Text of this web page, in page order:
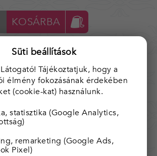
KOSÁRBA
felett* ingyenes kiszállítás!
készített alkotások, ezért nincs két
van raktáron, azt jelezzük.
többet igényelnél, kérjük, vedd fel
bővül, illetve változik. Érdemes
Süti beállítások
Tájékoztatjuk, hogy a
élmény fokozásának érdekében
(cookie-kat) használunk.
statisztika (Google Analytics,
remarketing (Google Ads,
Pixel)